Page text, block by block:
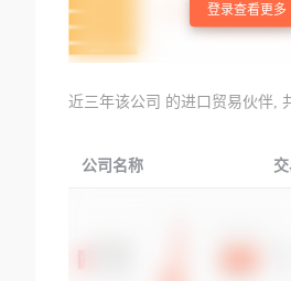
登录查看更多
近三年该公司 的进口贸易伙伴,
公司名称